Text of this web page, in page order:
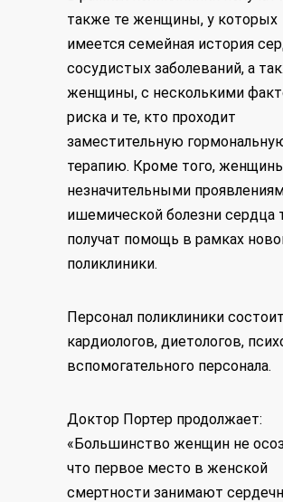
также те женщины, у которых
имеется семейная история
сосудистых заболеваний, а
женщины, с несколькими
риска и те, кто проходит
заместительную
терапию. Кроме того,
незначительными
ишемической болезни сердца
получат помощь в рамках
поликлиники.
Персонал поликлиники
кардиологов, диетологов,
вспомогательного персонала.
Доктор Портер продолжает:
«Большинство женщин не
что первое место в женской
смертности занимают